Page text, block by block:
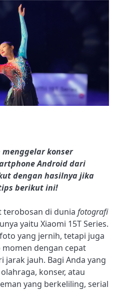
konser
Android dari
dengan hasilnya jika
berikut ini!
terobosan di dunia fotografi
yaitu Xiaomi 15T Series.
yang jernih, tetapi juga
dengan cepat
jauh. Bagi Anda yang
konser, atau
yang berkeliling, serial